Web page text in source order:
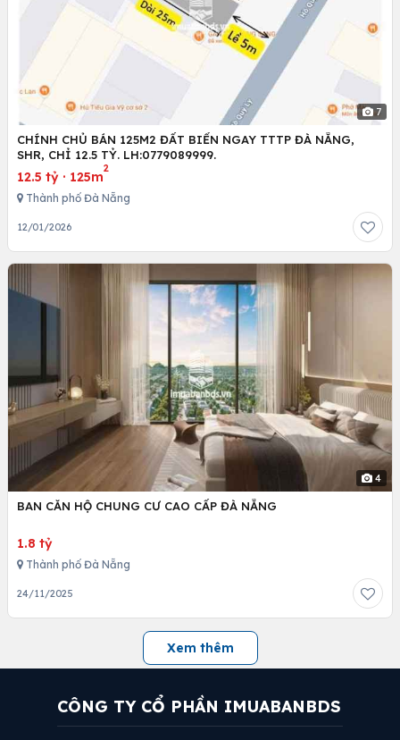
7
CHÍNH CHỦ BÁN 125M2 ĐẤT BIỂN NGAY TTTP ĐÀ NẴNG,
SHR, CHỈ 12.5 TỶ. LH:0779089999.
12.5 tỷ · 125m
2
Thành phố Đà Nẵng
12/01/2026
4
BAN CĂN HỘ CHUNG CƯ CAO CẤP ĐÀ NẴNG
1.8 tỷ
Thành phố Đà Nẵng
24/11/2025
Xem thêm
CÔNG TY CỔ PHẦN IMUABANBDS